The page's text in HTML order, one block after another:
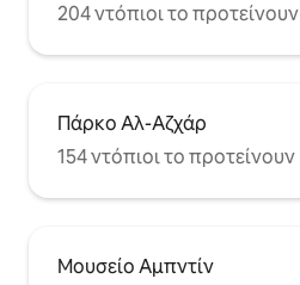
204 ντόπιοι το προτείνουν
Πάρκο Αλ-Αζχάρ
154 ντόπιοι το προτείνουν
Μουσείο Αμπντίν